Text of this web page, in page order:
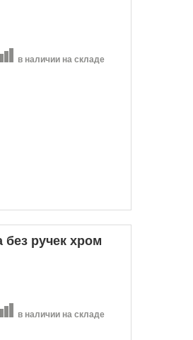
в наличии на складе
без ручек хром
в наличии на складе